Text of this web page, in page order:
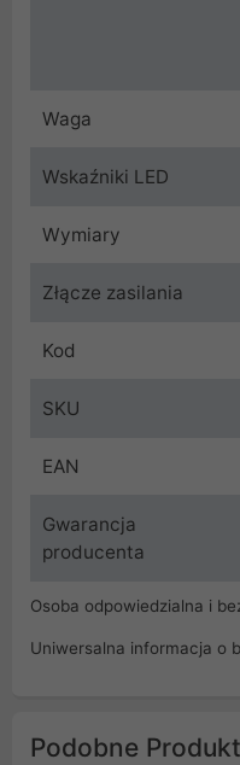
Waga
Wskaźniki LED
Wymiary
Złącze zasilania
Kod
SKU
EAN
Gwarancja
producenta
Osoba odpowiedzialna i
Uniwersalna informacja o
Podobne